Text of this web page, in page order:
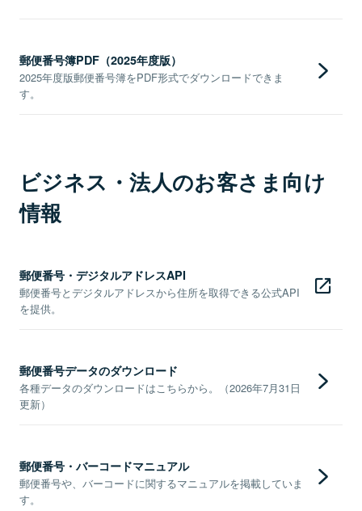
郵便番号簿PDF（2025年度版）
2025年度版郵便番号簿をPDF形式でダウンロードできま
す。
ビジネス・法人のお客さま向け
情報
郵便番号・デジタルアドレスAPI
郵便番号とデジタルアドレスから住所を取得できる公式API
を提供。
郵便番号データのダウンロード
各種データのダウンロードはこちらから。（2026年7月31日
更新）
郵便番号・バーコードマニュアル
郵便番号や、バーコードに関するマニュアルを掲載していま
す。